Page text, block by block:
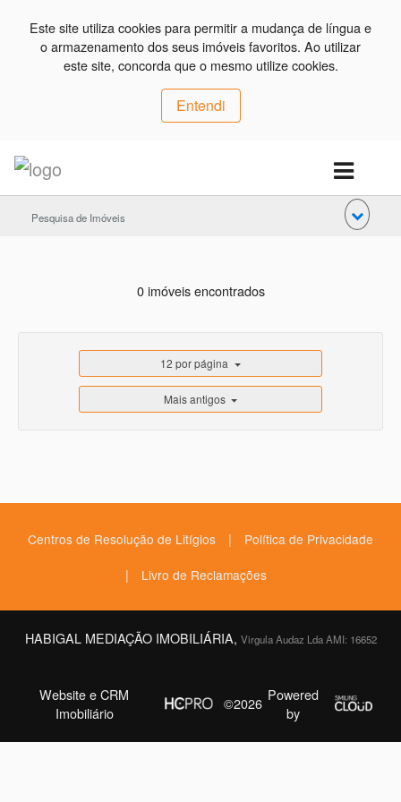
Este site utiliza cookies para permitir a mudança de língua e
o armazenamento dos seus imóveis favoritos. Ao utilizar
este site, concorda que o mesmo utilize cookies.
Entendi
Pesquisa de Imóveis
0 imóveis encontrados
12 por página
Mais antigos
Centros de Resolução de Litígios | Política de Privacidade
| Livro de Reclamações
HABIGAL MEDIAÇÃO IMOBILIÁRIA, Virgula Audaz Lda AMI: 16652
Website e CRM
Imobiliário
©2026 Powered
by